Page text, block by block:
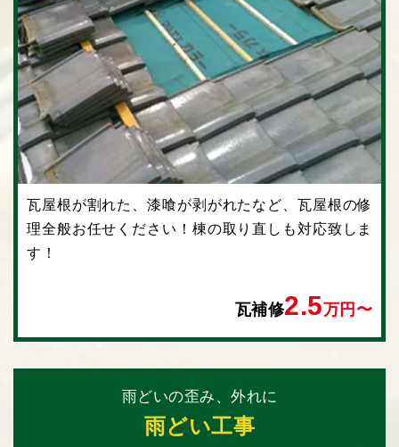
瓦屋根が割れた、漆喰が剥がれたなど、瓦屋根の修
理全般お任せください！棟の取り直しも対応致しま
す！
瓦補修2.5万円〜
雨どいの歪み、外れに
雨どい工事